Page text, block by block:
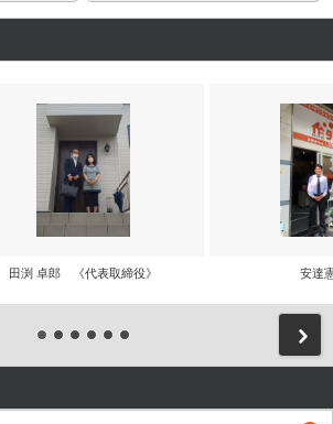
田渕 卓郎 《代表取締役》 安達